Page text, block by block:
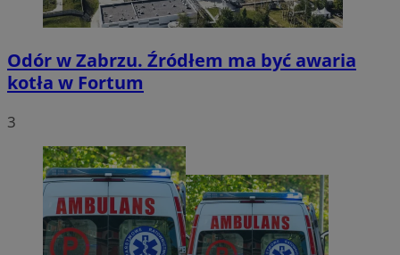
Odór w Zabrzu. Źródłem ma być awaria
kotła w Fortum
3